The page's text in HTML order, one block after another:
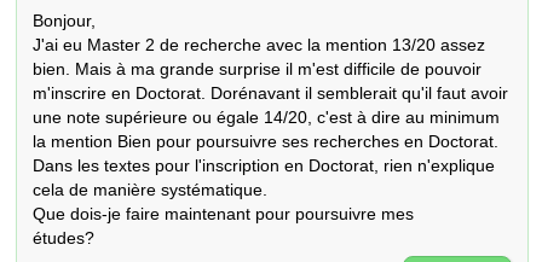
Bonjour,
J'ai eu Master 2 de recherche avec la mention 13/20 assez
bien. Mais à ma grande surprise il m'est difficile de pouvoir
m'inscrire en Doctorat. Dorénavant il semblerait qu'il faut avoir
une note supérieure ou égale 14/20, c'est à dire au minimum
la mention Bien pour poursuivre ses recherches en Doctorat.
Dans les textes pour l'inscription en Doctorat, rien n'explique
cela de manière systématique.
Que dois-je faire maintenant pour poursuivre mes
études?